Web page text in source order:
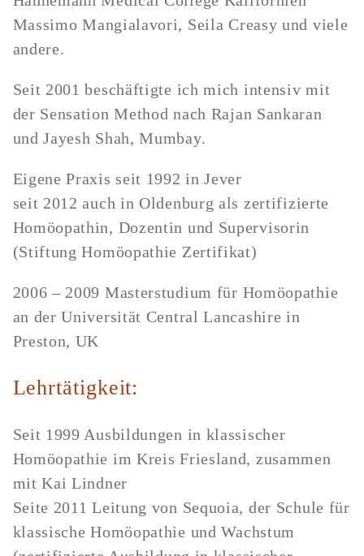
Massimo Mangialavori, Seila Creasy und viele
andere.
Seit 2001 beschäftigte ich mich intensiv mit
der Sensation Method nach Rajan Sankaran
und Jayesh Shah, Mumbay.
Eigene Praxis seit 1992 in Jever
seit 2012 auch in Oldenburg als zertifizierte
Homöopathin, Dozentin und Supervisorin
(Stiftung Homöopathie Zertifikat)
2006 – 2009 Masterstudium für Homöopathie
an der Universität Central Lancashire in
Preston, UK
Lehrtätigkeit:
Seit 1999 Ausbildungen in klassischer
Homöopathie im Kreis Friesland, zusammen
mit Kai Lindner
Seite 2011 Leitung von Sequoia, der Schule für
klassische Homöopathie und Wachstum